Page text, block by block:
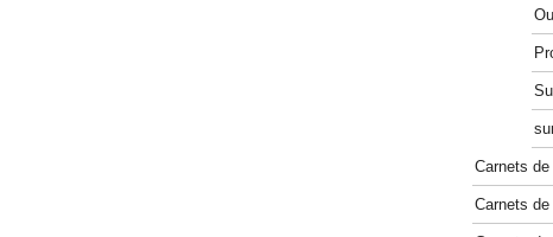
Carnets
Carnets